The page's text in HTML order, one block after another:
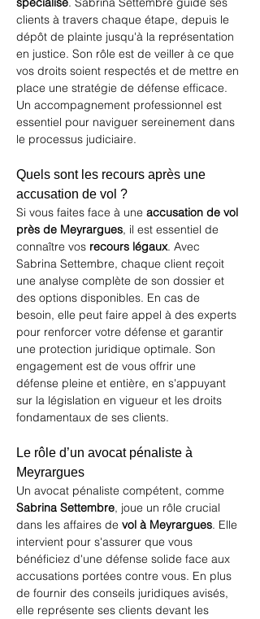
clients à travers chaque étape, depuis le
dépôt de plainte jusqu'à la représentation
en justice. Son rôle est de veiller à ce que
vos droits soient respectés et de mettre en
place une stratégie de défense efficace.
Un accompagnement professionnel est
essentiel pour naviguer sereinement dans
le processus judiciaire.
Quels sont les recours après une
accusation de vol ?
Si vous faites face à une accusation de vol
près de Meyrargues, il est essentiel de
connaître vos recours légaux. Avec
Sabrina Settembre, chaque client reçoit
une analyse complète de son dossier et
des options disponibles. En cas de
besoin, elle peut faire appel à des experts
pour renforcer votre défense et garantir
une protection juridique optimale. Son
engagement est de vous offrir une
défense pleine et entière, en s'appuyant
sur la législation en vigueur et les droits
fondamentaux de ses clients.
Le rôle d’un avocat pénaliste à
Meyrargues
Un avocat pénaliste compétent, comme
Sabrina Settembre, joue un rôle crucial
dans les affaires de vol à Meyrargues. Elle
intervient pour s'assurer que vous
bénéficiez d'une défense solide face aux
accusations portées contre vous. En plus
de fournir des conseils juridiques avisés,
elle représente ses clients devant les